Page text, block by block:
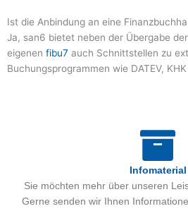
Ist die Anbindung an eine
Ja, san6 bietet neben der Übergabe
eigenen fibu7 auch Schnittstellen zu
Buchungsprogrammen wie DATEV,
Infomaterial
Sie möchten mehr über unseren
Gerne senden wir Ihnen